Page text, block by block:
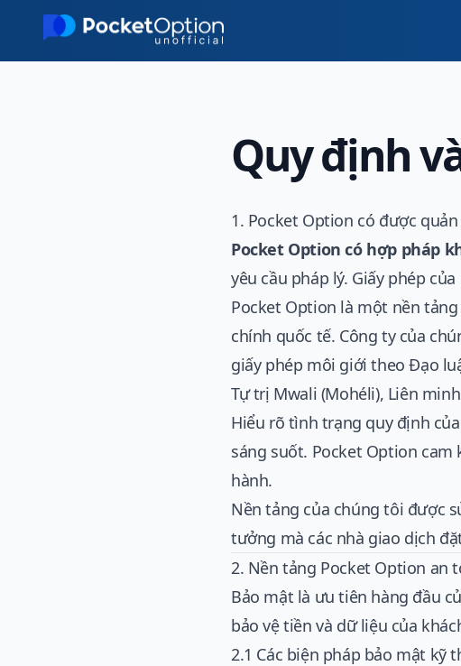
Skip to main content
Quy định
1. Pocket Option có được
Pocket Option có hợp pháp
yêu cầu pháp lý. Giấy phép
Pocket Option là một nền
chính quốc tế. Công ty của
giấy phép môi giới theo Đạo
Tự trị Mwali (Mohéli), Liên
Hiểu rõ tình trạng quy định
sáng suốt. Pocket Option
hành.
Nền tảng của chúng tôi được
tưởng mà các nhà giao dịch
2. Nền tảng Pocket Option an
Bảo mật là ưu tiên hàng đầu
bảo vệ tiền và dữ liệu của
2.1 Các biện pháp bảo mật kỹ